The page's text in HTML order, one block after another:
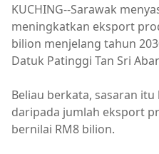
KUCHING--Sarawak
meningkatkan eksport
bilion menjelang tahun
Datuk Patinggi Tan Sri
Beliau berkata, sasaran
daripada jumlah eksport
bernilai RM8 bilion.